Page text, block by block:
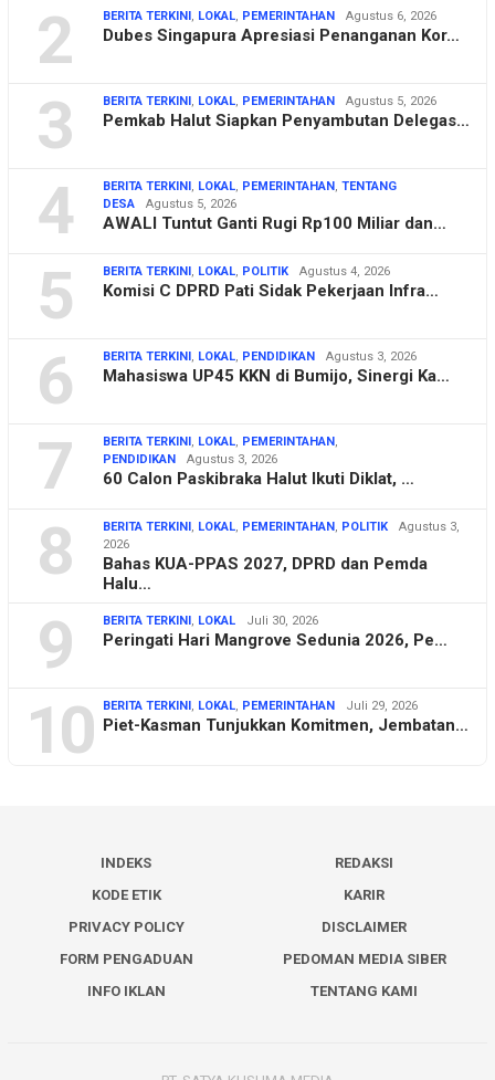
2 BERITA TERKINI , LOKAL, PEMERINTAHAN Agustus 6, 2026
Dubes Singapura Apresiasi Penanganan Kor…
3 BERITA TERKINI , LOKAL, PEMERINTAHAN Agustus 5, 2026
Pemkab Halut Siapkan Penyambutan Delegas…
4 BERITA TERKINI , LOKAL, PEMERINTAHAN , TENTANG
DESA
Agustus 5, 2026
AWALI Tuntut Ganti Rugi Rp100 Miliar dan…
5 BERITA TERKINI , LOKAL, POLITIK Agustus 4, 2026
Komisi C DPRD Pati Sidak Pekerjaan Infra…
6 BERITA TERKINI , LOKAL, PENDIDIKAN Agustus 3, 2026
Mahasiswa UP45 KKN di Bumijo, Sinergi Ka…
7 BERITA TERKINI , LOKAL, PEMERINTAHAN ,
PENDIDIKAN
Agustus 3, 2026
60 Calon Paskibraka Halut Ikuti Diklat, …
8 BERITA TERKINI , LOKAL, PEMERINTAHAN , POLITIK
Agustus 3,
2026
Bahas KUA-PPAS 2027, DPRD dan Pemda
Halu…
9 BERITA TERKINI , LOKAL Juli 30, 2026
Peringati Hari Mangrove Sedunia 2026, Pe…
10 BERITA TERKINI , LOKAL, PEMERINTAHAN Juli 29, 2026
Piet-Kasman Tunjukkan Komitmen, Jembatan…
INDEKS
REDAKSI
KODE ETIK
KARIR
PRIVACY POLICY
DISCLAIMER
FORM PENGADUAN
PEDOMAN MEDIA SIBER
INFO IKLAN
TENTANG KAMI